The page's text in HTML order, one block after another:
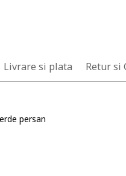
Livrare si plata Retur si
persan